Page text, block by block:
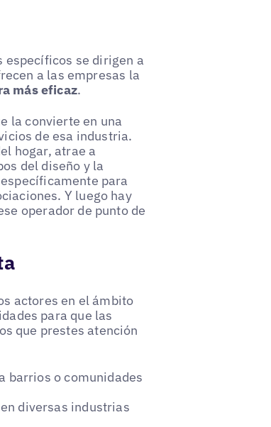
específicos se dirigen a
a las empresas la
más eficaz.
la convierte en una
de esa industria.
hogar, atrae a
del diseño y la
para
Y luego hay
operador de punto de
actores en el ámbito
para que las
que prestes atención
barrios o comunidades
diversas industrias